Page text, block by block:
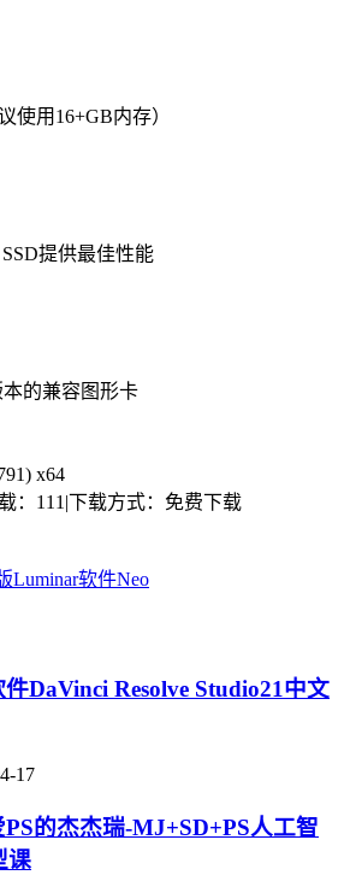
使用16+GB内存）
提供最佳性能
本的兼容图形卡
x64
：111 |下载方式：免费下载
Luminar软件Neo
DaVinci Resolve Studio21中文
17
的杰杰瑞-MJ+SD+PS人工智
课